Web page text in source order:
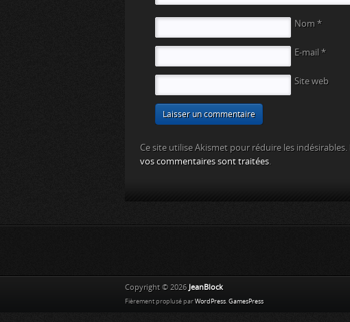
Nom *
E-mail *
Site web
Ce site utilise Akismet pour réduire les indésirables.
vos commentaires sont traitées.
Copyright © 2026 JeanBlock
Fièrement proplusé par WordPress. GamesPress